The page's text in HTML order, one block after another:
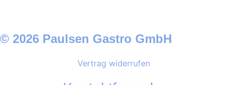
© 2026 Paulsen Gastro GmbH
Vertrag widerrufen